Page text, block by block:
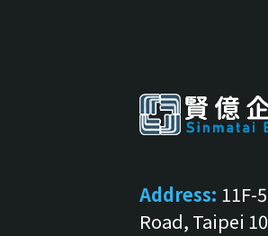
Address: 11F-
Road, Taipei